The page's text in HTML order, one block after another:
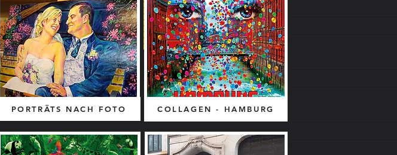
PORTRÄTS NACH FOTO COLLAGEN - HAMBURG